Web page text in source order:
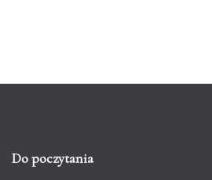
Do poczytania